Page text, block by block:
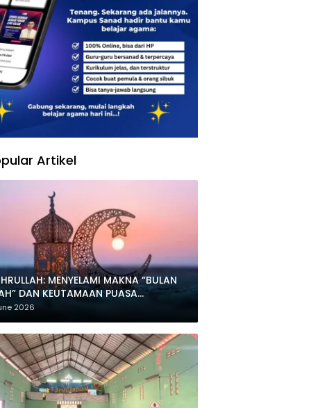
Artikel
MENYELAMI MAKNA “BULAN
DAN KEUTAMAAN PUASA
2026